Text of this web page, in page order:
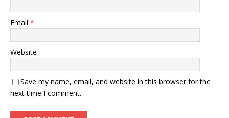
Email *
Website
Save my name, email, and website in this browser for the
next time I comment.